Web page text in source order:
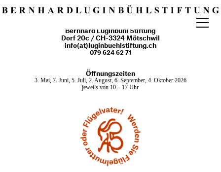
Programm
Archiv
Besuch
Führungen
Vermietung
Kulinarik
Schulen
Park
Bernhard Luginbühl Stiftung
Dorf 20c / CH-3324 Mötschwil
info(at)luginbuehlstiftung.ch
079 624 62 71
Öffnungszeiten
3. Mai, 7. Juni, 5. Juli, 2. August, 6. September, 4. Oktober 2026
jeweils von 10 – 17 Uhr